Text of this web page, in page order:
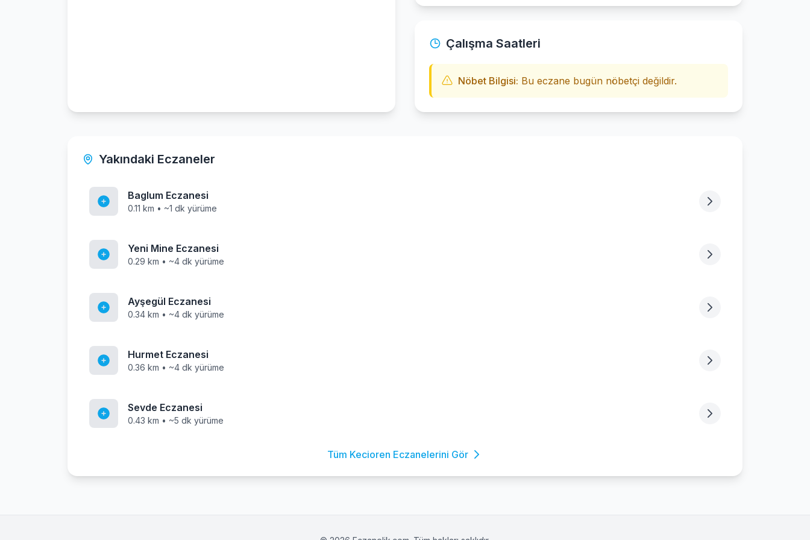
Çalışma Saatleri
Nöbet Bilgisi: Bu eczane bugün nöbetçi değildir.
Yakındaki Eczaneler
Baglum Eczanesi
0.11 km • ~1 dk yürüme
Yeni Mine Eczanesi
0.29 km • ~4 dk yürüme
Ayşegül Eczanesi
0.34 km • ~4 dk yürüme
Hurmet Eczanesi
0.36 km • ~4 dk yürüme
Sevde Eczanesi
0.43 km • ~5 dk yürüme
Tüm Kecioren Eczanelerini Gör